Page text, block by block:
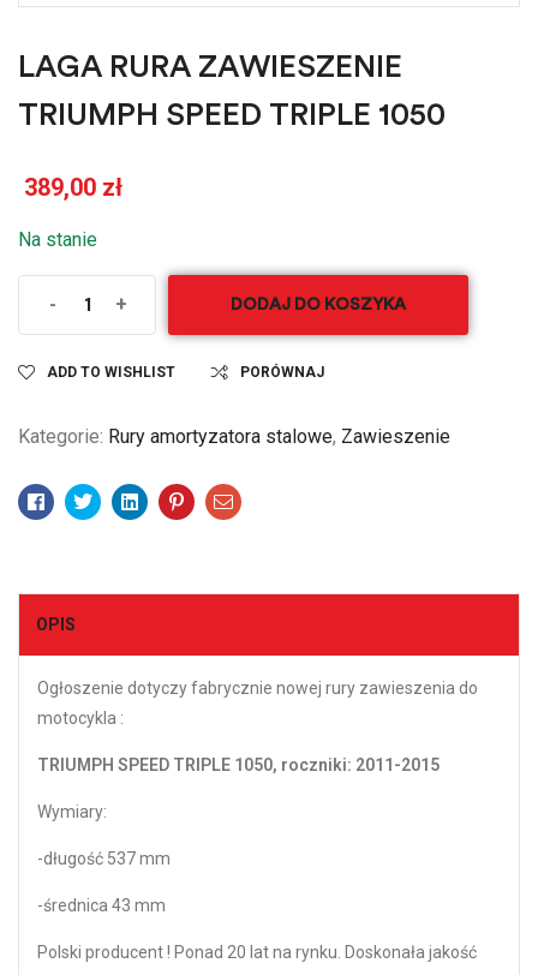
LAGA RURA ZAWIESZENIE
TRIUMPH SPEED TRIPLE 1050
389,00 zł
Na stanie
- + DODAJ DO KOSZYKA
ADD TO WISHLIST PORÓWNAJ
Kategorie: Rury amortyzatora stalowe, Zawieszenie
Facebook
TwitterLinkedinPinterestEmail
OPIS
Ogłoszenie dotyczy fabrycznie nowej rury zawieszenia do
motocykla :
TRIUMPH SPEED TRIPLE 1050, roczniki: 2011-2015
Wymiary:
-długość 537 mm
-średnica 43 mm
Polski producent ! Ponad 20 lat na rynku. Doskonała jakość